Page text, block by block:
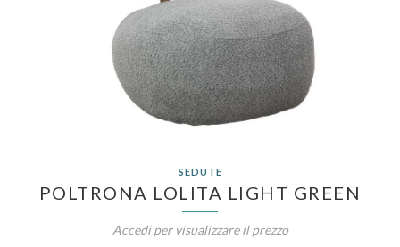
SEDUTE
POLTRONA LOLITA LIGHT GREEN
Accedi per visualizzare il prezzo